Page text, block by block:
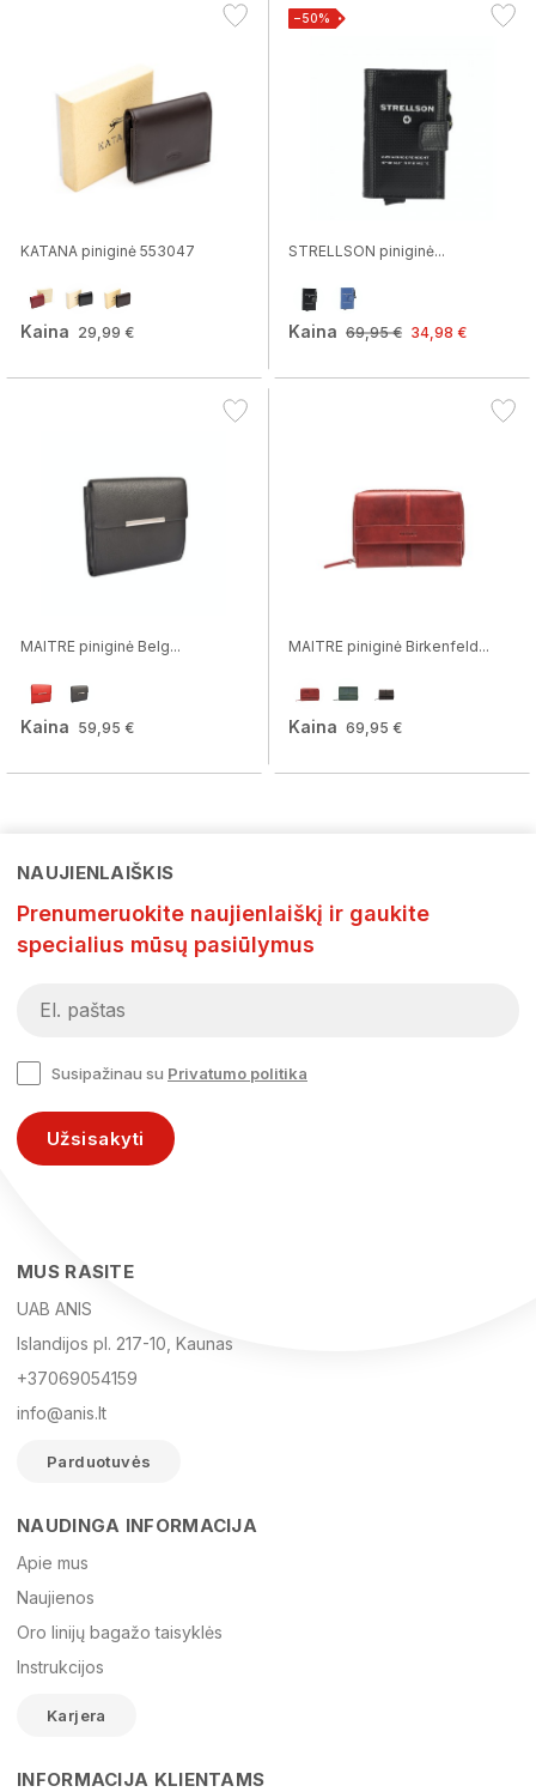
KATANA piniginė 553047
Kaina 29,99 €
−50%
STRELLSON piniginė...
Kaina 69,95 € 34,98 €
MAITRE piniginė Belg...
Kaina 59,95 €
MAITRE piniginė Birkenfeld...
Kaina 69,95 €
El. paštas
Žinutė
NAUJIENLAIŠKIS
Prenumeruokite naujienlaiškį ir gaukite
specialius mūsų pasiūlymus
Susipažinau su Privatumo politika
Užsisakyti
MUS RASITE
UAB ANIS
Islandijos pl. 217-10, Kaunas
+37069054159
info@anis.lt
Parduotuvės
NAUDINGA INFORMACIJA
Apie mus
Naujienos
Oro linijų bagažo taisyklės
Instrukcijos
Karjera
INFORMACIJA KLIENTAMS